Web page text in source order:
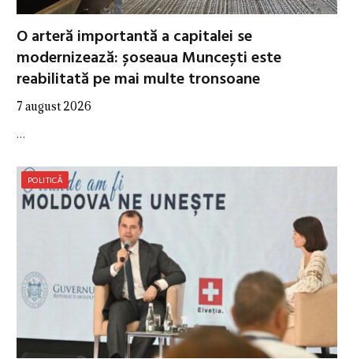
O arteră importantă a capitalei se
modernizează: șoseaua Muncești este
reabilitată pe mai multe tronsoane
7 august 2026
…
POLITICĂ